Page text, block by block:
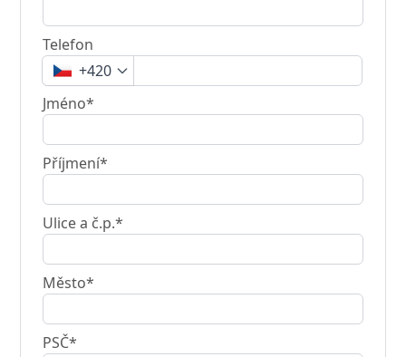
Telefon
+420
Jméno*
Příjmení*
Ulice a č.p.*
Město*
PSČ*